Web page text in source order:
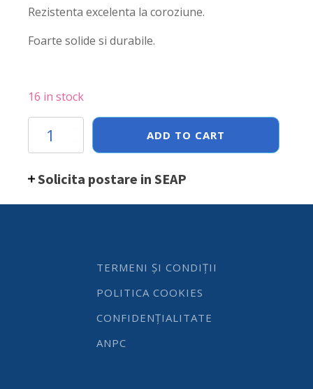
Rezistenta excelenta la coroziune.
Foarte solide si durabile.
16 in stock
Hendi
Gastronorm
1/2
ADD TO CART
Solicita postare in SEAP
TERMENI ȘI CONDIȚII
POLITICA COOKIES
CONFIDENȚIALITATE
ANPC